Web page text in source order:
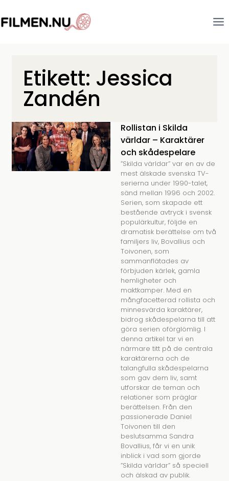
Etikett: Jessica
Zandén
Rollistan i Skilda
världar – Karaktärer
och skådespelare
”Skilda världar” var en av de
mest älskade svenska TV-
serierna under 1990-talet,
sänd mellan 1996 och 2002.
Serien, som skapade ett
bestående avtryck i svensk
populärkultur, följde en
dramatisk berättelse om två
familjers liv, Bovallius och
Toivonen, som
sammanflätades av
förbjuden kärlek, gamla
hemligheter och
maktkamper. Med en
mångfacetterad rollista och
minnesvärda karaktärer,
bidrog skådespelarna till att
göra serien oförglömlig. I
denna artikel tar vi en
närmare titt på de centrala
karaktärerna och de
talangfulla skådespelarna
som gav dem liv, samt
utforskar de teman och
relationer som präglar
berättelsen. Från den
passionerade Daniel
Toivonen till den
beslutsamma Sandra
Bovallius, får vi en unik
inblick i vad som gjorde
”Skilda världar” så speciell
och älskad av publik.